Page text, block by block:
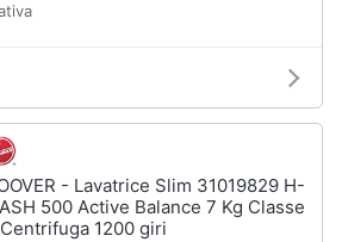
- Lavatrice Slim 31019829 H-
500 Active Balance 7 Kg Classe
1200 giri